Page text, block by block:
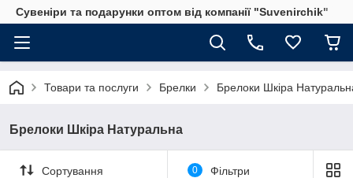
Сувеніри та подарунки оптом від компанії "Suvenirchik"
Товари та послуги Брелки Брелоки Шкіра
Брелоки Шкіра Натуральна
Сортування 0 Фільтри